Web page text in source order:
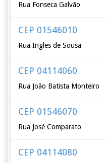
Rua Fonseca Galvão
CEP 01546010
Rua Ingles de Sousa
CEP 04114060
Rua João Batista Monteiro
CEP 01546070
Rua José Comparato
CEP 04114080